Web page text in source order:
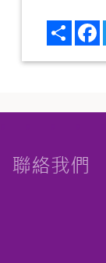
Share
聯絡我們